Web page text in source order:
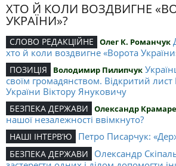
ХТО Й КОЛИ ВОЗДВИГНЕ
УКРАЇНИ»?
СЛОВО РЕДАКЦІЙНЕ Олег К. Романчук
хто й коли воздвигне «Ворота
ПОЗИЦІЯ Володимир Пилипчук
своїм громадянством. Відкритий лист
України Віктору Януковичу
БЕЗПЕКА ДЕРЖАВИ Олександр
нашої незалежності ввімкнуто?
НАШІ ІНТЕРВ’Ю Петро Писарчук:
БЕЗПЕКА ДЕРЖАВИ
Олександр